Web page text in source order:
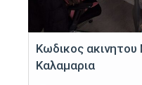
Κωδικος
Καλαμαρια